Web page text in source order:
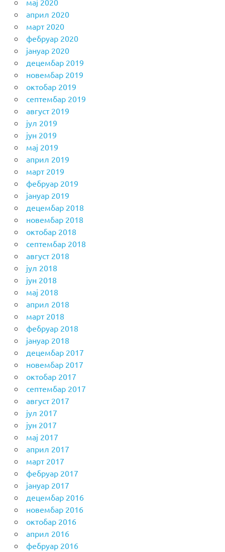
мај 2020
април 2020
март 2020
фебруар 2020
јануар 2020
децембар 2019
новембар 2019
октобар 2019
септембар 2019
август 2019
јул 2019
јун 2019
мај 2019
април 2019
март 2019
фебруар 2019
јануар 2019
децембар 2018
новембар 2018
октобар 2018
септембар 2018
август 2018
јул 2018
јун 2018
мај 2018
април 2018
март 2018
фебруар 2018
јануар 2018
децембар 2017
новембар 2017
октобар 2017
септембар 2017
август 2017
јул 2017
јун 2017
мај 2017
април 2017
март 2017
фебруар 2017
јануар 2017
децембар 2016
новембар 2016
октобар 2016
април 2016
фебруар 2016